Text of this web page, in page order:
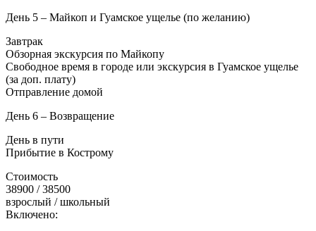
День 5 – Майкоп и Гуамское ущелье (по желанию)
Завтрак
Обзорная экскурсия по Майкопу
Свободное время в городе или экскурсия в Гуамское ущелье
(за доп. плату)
Отправление домой
День 6 – Возвращение
День в пути
Прибытие в Кострому
Стоимость
38900 / 38500
взрослый / школьный
Включено: